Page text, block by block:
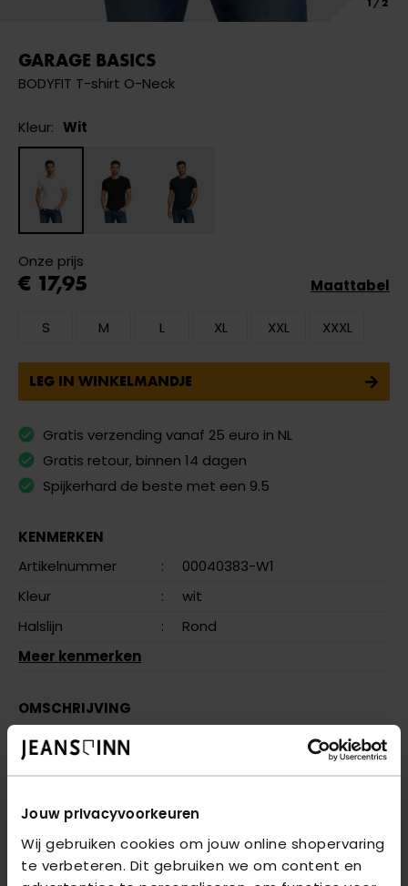
Jouw privacyvoorkeuren
Wij gebruiken cookies om jouw online shopervaring
te verbeteren. Dit gebruiken we om content en
GARAGE BASICS
BODYFIT T-shirt O-Neck
Kleur: Wit
Onze prijs
€ 17,95
S M L XL XXL XXXL
Maattabel
LEG IN WINKELMANDJE
Gratis verzending vanaf 25 euro in NL
Gratis retour, binnen 14 dagen
Spijkerhard de beste met een 9.5
KENMERKEN
Artikelnummer
:
00040383-W1
Kleur
:
wit
Halslijn
:
Rond
Meer kenmerken
OMSCHRIJVING
Dit witte t-shirt van het merk garage heeft een ronde
hals en korte mouwen. Het shirt is body fit. Dat wil
zeggen dat het t-shirt mooi aansluit rond het lichaam.
Dit maakt het shirt aangenaam om te dragen.
VRAGEN OVER DIT PRODUCT?